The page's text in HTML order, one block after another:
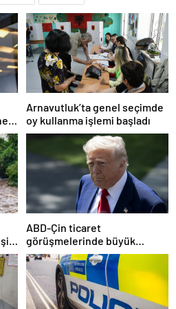
Arnavutluk’ta genel seçimde
oy kullanma işlemi başladı
ABD-Çin ticaret
görüşmelerinde büyük
ilerleme